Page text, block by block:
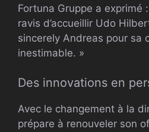
Fortuna Gruppe a exprimé
ravis d’accueillir Udo
sincerely Andreas pour sa
inestimable. »
Des innovations en
Avec le changement à la
prépare à renouveler son